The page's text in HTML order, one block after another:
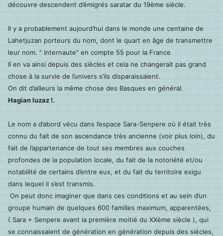
découvre descendent d’émigrés saratar du 19ème siècle.
Il y a probablement aujourd’hui dans le monde une centaine de
Lahetjuzan porteurs du nom, dont le quart en âge de transmettre
leur nom. " Internaute" en compte 55 pour la France
Il en va ainsi depuis des siècles et cela ne changerait pas grand
chose à la survie de l’univers s’ils disparaissaient.
On dit d’ailleurs la même chose des Basques en général.
Hagian luzaz !.
Le nom a d’abord vécu dans l’espace Sara-Senpere où il était très
connu du fait de son ascendance très ancienne (voir plus loin), du
fait de l’appartenance de tout ses membres aux couches
profondes de la population locale, du fait de la notoriété et/ou
notabilité de certains d’entre eux, et du fait du territoire exigu
dans lequel il s’est transmis.
On peut donc imaginer que dans ces conditions et au sein d’un
groupe humain de quelques 600 familles maximum, apparentées,
( Sara + Senpere avant la première moitié du XXème siècle ), qui
se connaissaient de génération en génération depuis des siécles,